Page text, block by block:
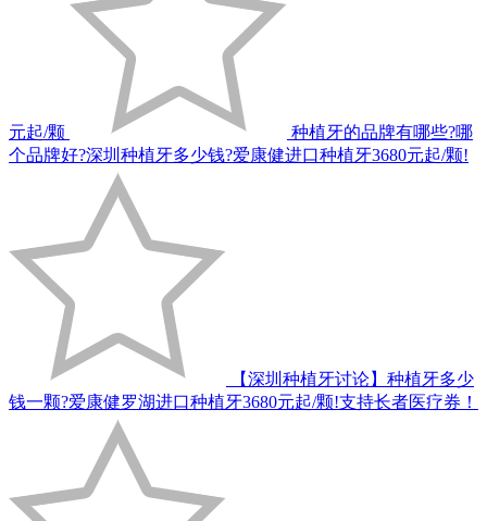
元起/颗
种植牙的品牌有哪些?哪
个品牌好?深圳种植牙多少钱?爱康健进口种植牙3680元起/颗!
【深圳种植牙讨论】种植牙多少
钱一颗?爱康健罗湖进口种植牙3680元起/颗!支持长者医疗券！